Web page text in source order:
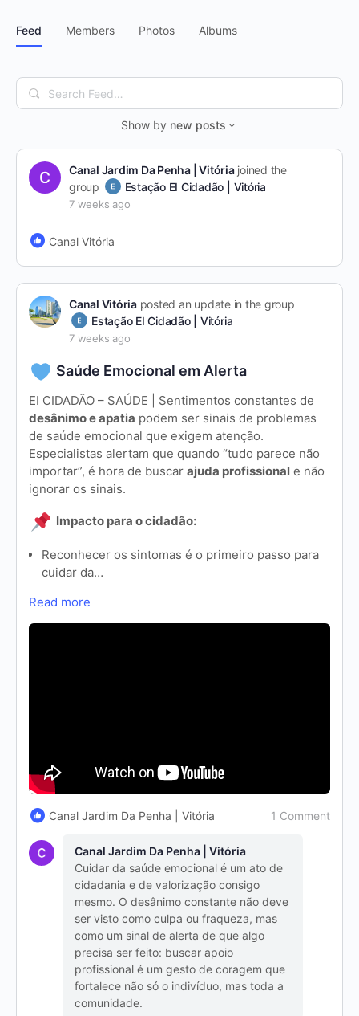
Feed Members Photos Albums
Search
Feed…
Show by new posts
Canal Jardim Da Penha | Vitóriajoined the
group
Estação EI Cidadão | Vitória
7 weeks ago
Canal Vitória
Canal Vitóriaposted an update in the group
Estação EI Cidadão | Vitória
7 weeks ago
Saúde Emocional em Alerta
EI CIDADÃO – SAÚDE | Sentimentos constantes de
desânimo e apatia podem ser sinais de problemas
de saúde emocional que exigem atenção.
Especialistas alertam que quando “tudo parece não
importar”, é hora de buscar ajuda profissional e não
ignorar os sinais.
Impacto para o cidadão:
Reconhecer os sintomas é o primeiro passo para
cuidar da…
Read more
Canal Jardim Da Penha | Vitória 1 Comment
Canal Jardim Da Penha | Vitória
Cuidar da saúde emocional é um ato de
cidadania e de valorização consigo
mesmo. O desânimo constante não deve
ser visto como culpa ou fraqueza, mas
como um sinal de alerta de que algo
precisa ser feito: buscar apoio
profissional é um gesto de coragem que
fortalece não só o indivíduo, mas toda a
comunidade.